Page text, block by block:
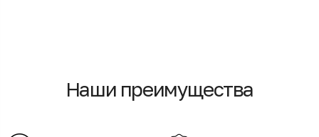
Наши преимущества